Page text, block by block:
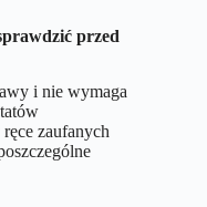
przed
i nie wymaga
zaufanych